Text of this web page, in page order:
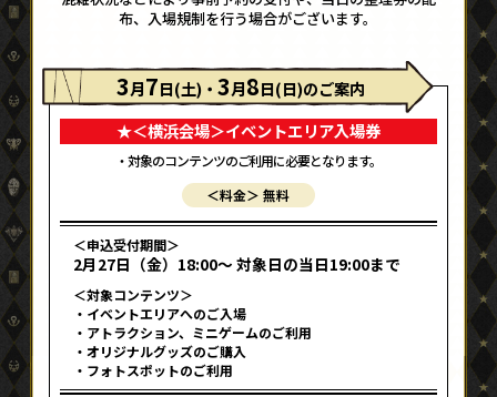
布、入場規制を行う場合がございます。
3月7日(土)・3月8日(日)のご案内
★＜横浜会場＞イベントエリア入場券
・対象のコンテンツのご利用に必要となります。
＜料金＞ 無料
＜申込受付期間＞
2月27日（金）18:00〜 対象日の当日19:00まで
＜対象コンテンツ＞
・イベントエリアへのご入場
・アトラクション、ミニゲームのご利用
・オリジナルグッズのご購入
・フォトスポットのご利用